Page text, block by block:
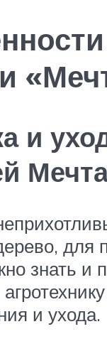
и
для
знать и
и ухода.